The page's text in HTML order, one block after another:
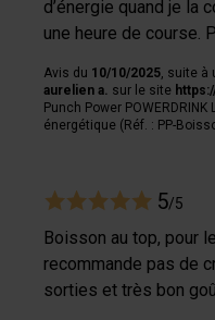
d’énergie quand je la
une heure de course.
Avis du 10/10/2025 , suite
aurelien a. sur le site
Punch Power
énergétique (Réf. : PP-
5/5
Boisson au top, pour
recommande pas de
sorties et très bon